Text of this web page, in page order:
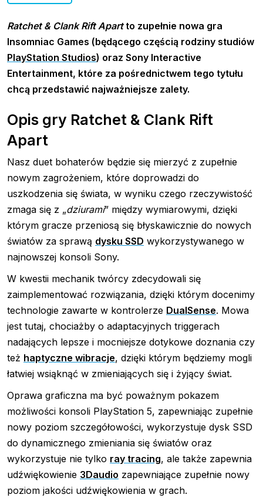
Ratchet & Clank Rift Apartto zupełnie nowa gra
Insomniac Games (będącego częścią rodziny studiów
PlayStation Studios) oraz Sony Interactive
Entertainment, które za pośrednictwem tego tytułu
chcą przedstawić najważniejsze zalety.
Opis gry Ratchet & Clank Rift
Apart
Nasz duet bohaterów będzie się mierzyć z zupełnie
nowym zagrożeniem, które doprowadzi do
uszkodzenia się świata, w wyniku czego rzeczywistość
zmaga się z „dziurami” między wymiarowymi, dzięki
którym gracze przeniosą się błyskawicznie do nowych
światów za sprawą dysku SSD wykorzystywanego w
najnowszej konsoli Sony.
W kwestii mechanik twórcy zdecydowali się
zaimplementować rozwiązania, dzięki którym docenimy
technologie zawarte w kontrolerze DualSense. Mowa
jest tutaj, chociażby o adaptacyjnych triggerach
nadających lepsze i mocniejsze dotykowe doznania czy
też haptyczne wibracje, dzięki którym będziemy mogli
łatwiej wsiąknąć w zmieniających się i żyjący świat.
Oprawa graficzna ma być poważnym pokazem
możliwości konsoli PlayStation 5, zapewniając zupełnie
nowy poziom szczegółowości, wykorzystuje dysk SSD
do dynamicznego zmieniania się światów oraz
wykorzystuje nie tylko ray tracing, ale także zapewnia
udźwiękowienie 3Daudio zapewniające zupełnie nowy
poziom jakości udźwiękowienia w grach.